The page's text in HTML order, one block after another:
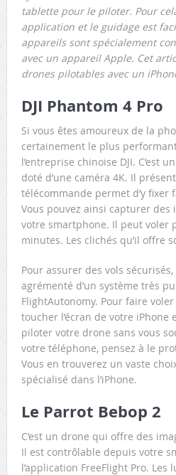
tablette pour le piloter. Pour
application et le guidage est
appareils sont spécialement
avec un appareil Apple. Cet
drones pilotables avec un
DJI Phantom 4 Pro
Si vous êtes amoureux de la
certainement le plus
l’entreprise chinoise DJI. C’est
doté d’une caméra 4K. Il
télécommande permet d’y fixer
Vous pouvez ainsi capturer des
votre smartphone. Il peut voler
minutes. Les clichés qu’il offre
Pour assurer des vols sécurisés,
agrémenté d’un système très
FlightAutonomy. Pour faire
toucher l’écran de votre iPhone
piloter votre drone sans vous
votre téléphone, pensez à le
Vous en trouverez un vaste
spécialisé dans l’iPhone.
Le Parrot Bebop 2
C’est un drone qui offre des
Il est contrôlable depuis votre
l’application FreeFlight Pro. Les